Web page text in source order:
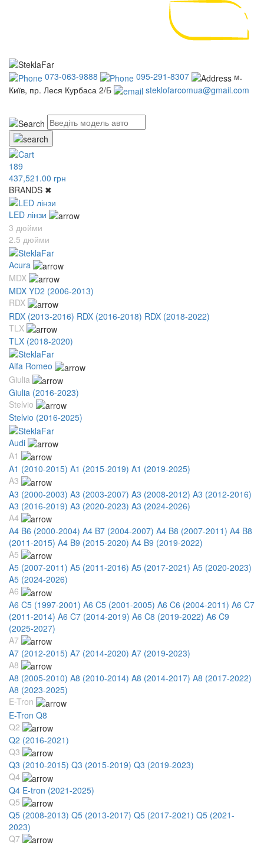
073-063-9888 095-291-8307
м.
Київ, пр. Леся Курбаса 2/Б
steklofarcomua@gmail.com
189
437,521.00 грн
BRANDS ✖
LED лінзи
3 дюйми
2.5 дюйми
Acura
MDX
MDX YD2 (2006-2013)
RDX
RDX (2013-2016) RDX (2016-2018) RDX (2018-2022)
TLX
TLX (2018-2020)
Alfa Romeo
Giulia
Giulia (2016-2023)
Stelvio
Stelvio (2016-2025)
Audi
A1
A1 (2010-2015) A1 (2015-2019) A1 (2019-2025)
A3
A3 (2000-2003) A3 (2003-2007) A3 (2008-2012) A3 (2012-2016)
A3 (2016-2019) A3 (2020-2023) A3 (2024-2026)
A4
A4 B6 (2000-2004) A4 B7 (2004-2007) A4 B8 (2007-2011) A4 B8
(2011-2015) A4 B9 (2015-2020) A4 B9 (2019-2022)
A5
A5 (2007-2011) A5 (2011-2016) A5 (2017-2021) A5 (2020-2023)
A5 (2024-2026)
A6
A6 C5 (1997-2001) A6 C5 (2001-2005) A6 C6 (2004-2011) A6 C7
(2011-2014) A6 C7 (2014-2019) A6 C8 (2019-2022) A6 C9
(2025-2027)
A7
A7 (2012-2015) A7 (2014-2020) A7 (2019-2023)
A8
A8 (2005-2010) A8 (2010-2014) A8 (2014-2017) A8 (2017-2022)
A8 (2023-2025)
E-Tron
E-Tron Q8
Q2
Q2 (2016-2021)
Q3
Q3 (2010-2015) Q3 (2015-2019) Q3 (2019-2023)
Q4
Q4 E-tron (2021-2025)
Q5
Q5 (2008-2013) Q5 (2013-2017) Q5 (2017-2021) Q5 (2021-
2023)
Q7